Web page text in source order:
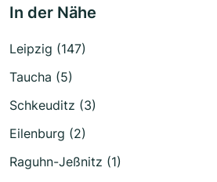
In der Nähe
Leipzig (147)
Taucha (5)
Schkeuditz (3)
Eilenburg (2)
Raguhn-Jeßnitz (1)